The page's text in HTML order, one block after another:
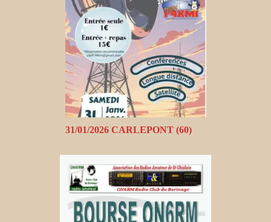
31/01/2026 CARLEPONT (60)